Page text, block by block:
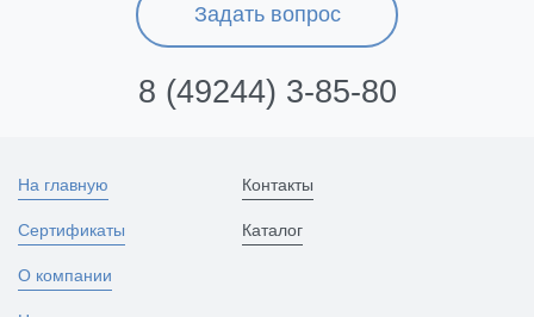
Задать вопрос
8 (49244) 3-85-80
На главную
Сертификаты
О компании
Контакты
Каталог